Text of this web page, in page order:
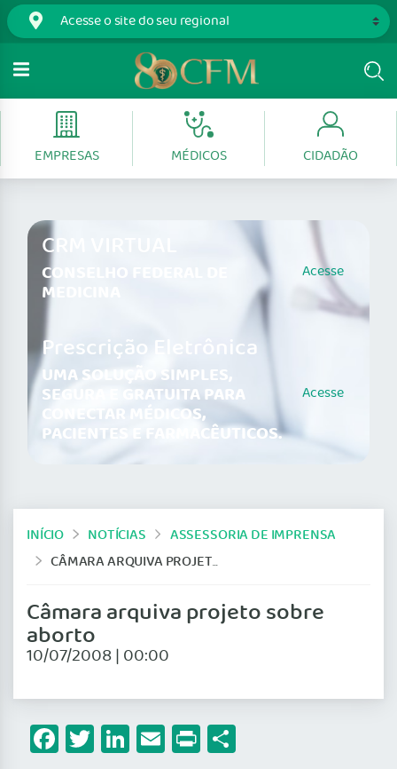
EMPRESAS MÉDICOS CIDADÃO
CRM VIRTUAL
CONSELHO FEDERAL DE
MEDICINA
Acesse
Prescrição Eletrônica
UMA SOLUÇÃO SIMPLES,
SEGURA E GRATUITA PARA
CONECTAR MÉDICOS,
PACIENTES E FARMACÊUTICOS.
Acesse
INÍCIO NOTÍCIAS
ASSESSORIA DE IMPRENSA
CÂMARA ARQUIVA PROJETO SOBRE ABORTO
Câmara arquiva projeto sobre
aborto
10/07/2008 | 00:00
Facebook
Twitter
LinkedIn
Email
Print